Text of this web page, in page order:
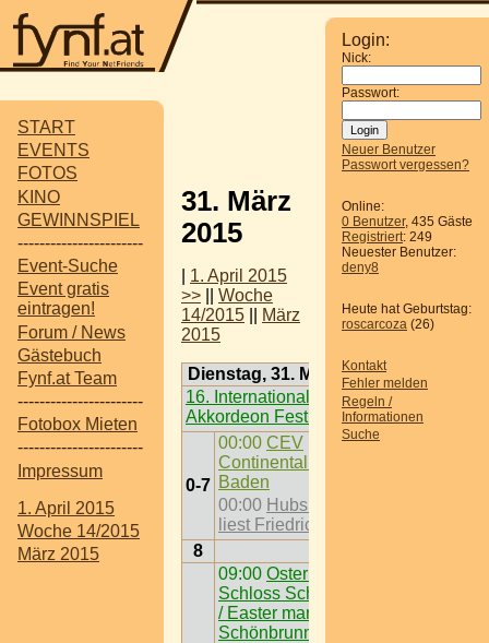
START
EVENTS
FOTOS
KINO
GEWINNSPIEL
-----------------------
Event-Suche
Event gratis
eintragen!
Forum / News
Gästebuch
Fynf.at Team
-----------------------
Fotobox Mieten
-----------------------
Impressum
1. April 2015
Woche 14/2015
März 2015
Login:
Nick:
Passwort:
Neuer Benutzer
Passwort vergessen?
Online:
0 Benutzer, 435 Gäste
Registriert: 249
Neuester Benutzer:
deny8
Heute hat Geburtstag:
roscarcoza (26)
Kontakt
Fehler melden
Regeln /
Informationen
Suche
31. März
2015
1. April 2015
>>
Woche
14/2015
März
2015
Dienstag, 31. März 2015
16. Internationales
Akkordeon Festival 2015
0-7
00:00 CEV
Continental Cups in
Baden
00:00 Hubsi Kramar
liest Friedrich Adler
8
09:00 Ostermarkt vor
Schloss Schönbrunn
/ Easter market at
Schönbrunn Palace